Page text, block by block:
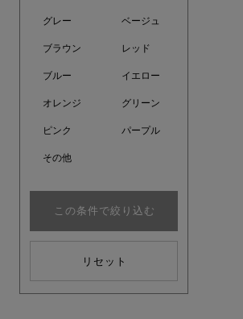
グレー ベージュ
ブラウン レッド
ブルー イエロー
オレンジ グリーン
ピンク パープル
その他
この条件で絞り込む
リセット